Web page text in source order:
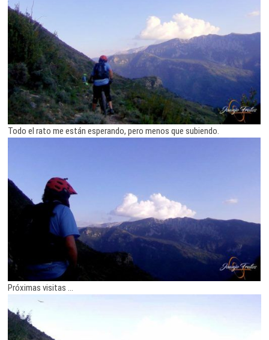
Todo el rato me están esperando, pero menos que subiendo.
Próximas visitas …